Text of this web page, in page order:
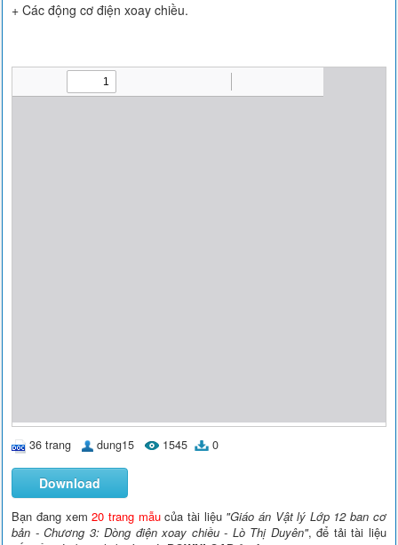
+ Các động cơ điện xoay chiều.
36 trang dung15 1545 0
Download
Bạn đang xem20 trang mẫucủa tài liệu "Giáo án Vật lý Lớp 12 ban cơ
bản - Chương 3: Dòng điện xoay chiều - Lò Thị Duyên", để tải tài liệu